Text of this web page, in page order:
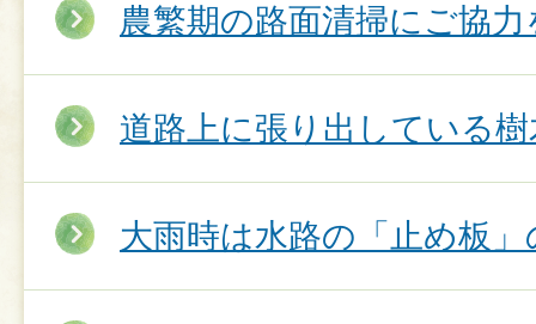
農繁期の路面清掃にご協力
道路上に張り出している
大雨時は水路の「止め板